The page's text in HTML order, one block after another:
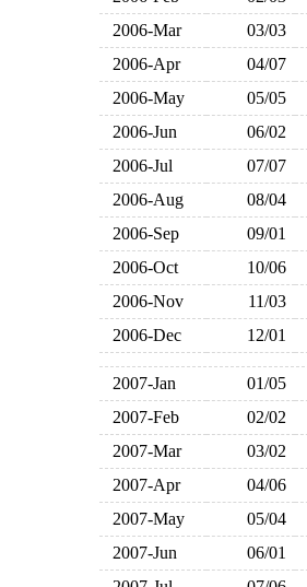
2006-Mar
03/03
2006-Apr
04/07
2006-May
05/05
2006-Jun
06/02
2006-Jul
07/07
2006-Aug
08/04
2006-Sep
09/01
2006-Oct
10/06
2006-Nov
11/03
2006-Dec
12/01
2007-Jan 01/05
2007-Feb
02/02
2007-Mar
03/02
2007-Apr
04/06
2007-May
05/04
2007-Jun
06/01